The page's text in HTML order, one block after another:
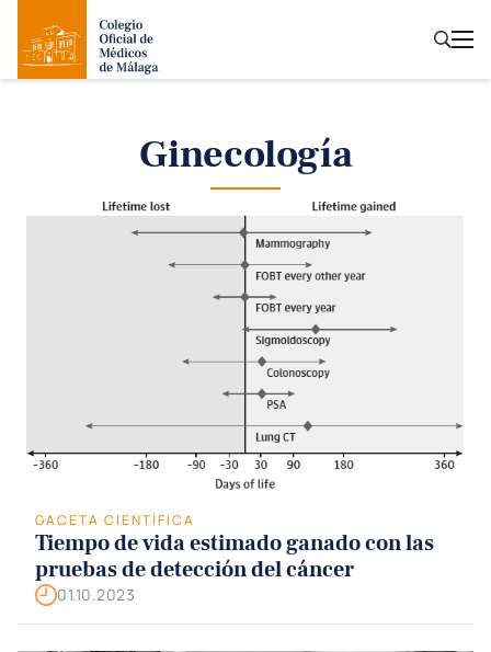
Ginecología
GACETA CIENTÍFICA
Tiempo de vida estimado ganado con las
pruebas de detección del cáncer
01.10.2023